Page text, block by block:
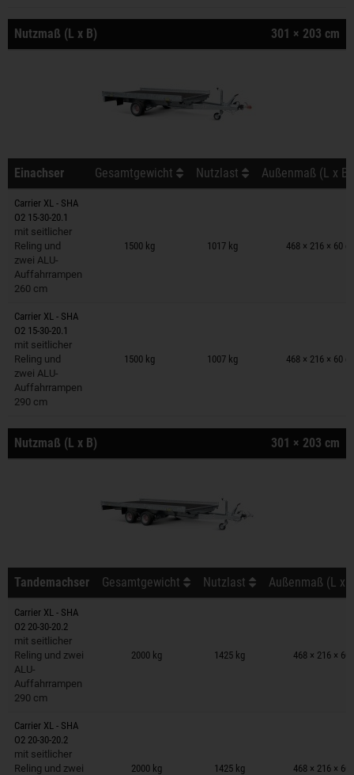
Nutzmaß (L x B) 301 × 203 cm
Einachser Gesamtgewicht Nutzlast Außenmaß (L x B
Carrier XL - SHA
O2 15-30-20.1
mit seitlicher
Reling und
zwei ALU-
Auffahrrampen
260 cm
1500 kg 1017 kg 468 × 216 × 60
Anhänger auf Merkzettel
Carrier XL - SHA
O2 15-30-20.1
mit seitlicher
Reling und
zwei ALU-
Auffahrrampen
290 cm
1500 kg 1007 kg 468 × 216 × 60
Anhänger auf Merkzettel
Nutzmaß (L x B) 301 × 203 cm
Tandemachser Gesamtgewicht Nutzlast Außenmaß (L x
Carrier XL - SHA
O2 20-30-20.2
mit seitlicher
Reling und zwei
ALU-
Auffahrrampen
290 cm
2000 kg 1425 kg 468 × 216 × 60
Anhänger auf Merkzettel
Carrier XL - SHA
O2 20-30-20.2
mit seitlicher
Reling und zwei
2000 kg 1425 kg 468 × 216 × 60
Anhänger auf Merkzettel